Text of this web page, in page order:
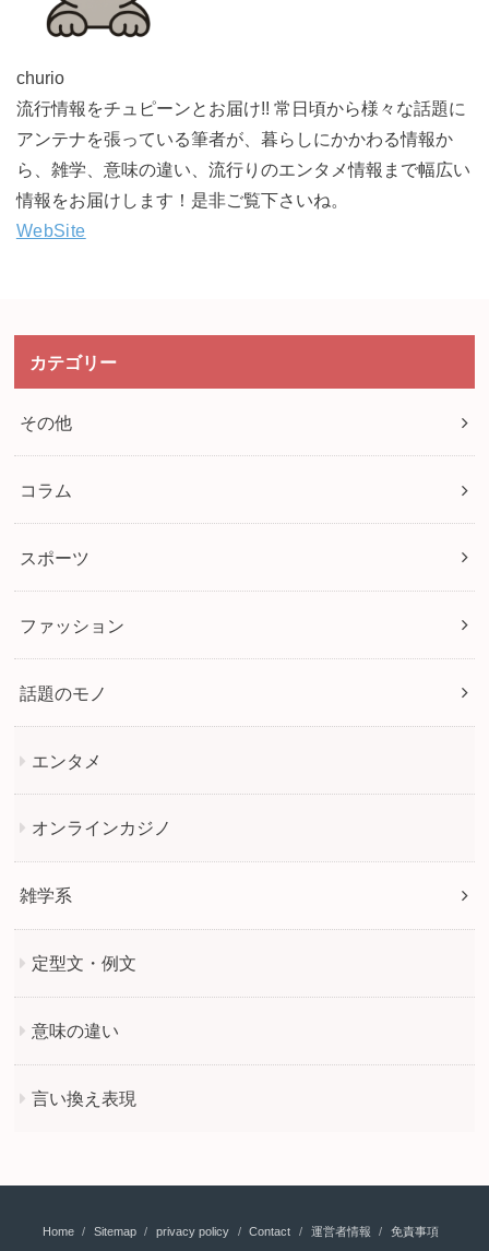
churio
流行情報をチュピーンとお届け!! 常日頃から様々な話題に
アンテナを張っている筆者が、暮らしにかかわる情報か
ら、雑学、意味の違い、流行りのエンタメ情報まで幅広い
情報をお届けします！是非ご覧下さいね。
WebSite
カテゴリー
その他
コラム
スポーツ
ファッション
話題のモノ
エンタメ
オンラインカジノ
雑学系
定型文・例文
意味の違い
言い換え表現
Home Sitemap privacy policy Contact 運営者情報 免責事項